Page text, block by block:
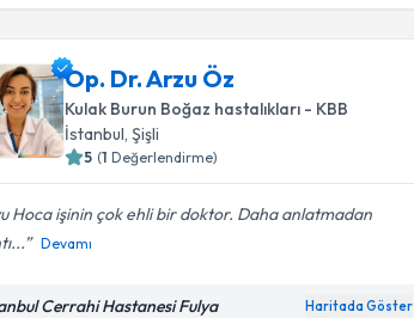
Op. Dr. Arzu Öz
Kulak Burun Boğaz hastalıkları - KBB
İstanbul, Şişli
5 (1 Değerlendirme)
Hoca işinin çok ehli bir doktor. Daha anlatmadan
Devamı
Cerrahi Hastanesi Fulya Haritada Göster